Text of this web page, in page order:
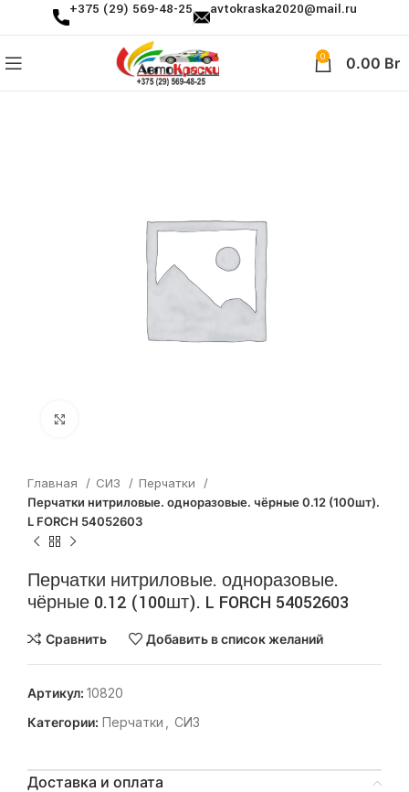
+375 (29) 569-48-25 avtokraska2020@mail.ru
0 0.00 Br
Главная СИЗ
Перчатки
Перчатки нитриловые. одноразовые. чёрные 0.12 (100шт).
L FORCH 54052603
Перчатки нитриловые. одноразовые.
чёрные 0.12 (100шт). L FORCH 54052603
Сравнить Добавить в список желаний
Артикул: 10820
Категории: Перчатки СИЗ
Доставка и оплата